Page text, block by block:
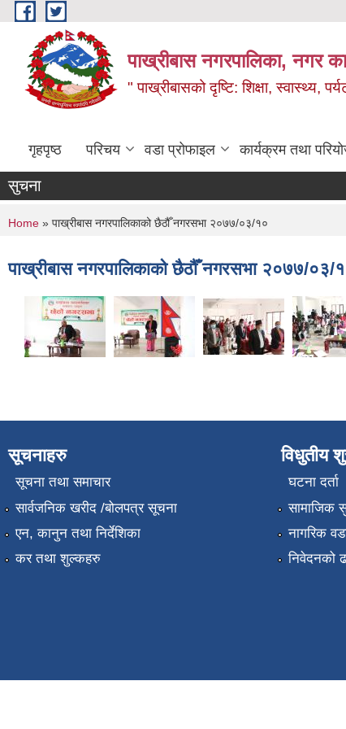
Skip to main content
पाख्रीबास नगरपालिका, नगर
" पाख्रीबासको दृष्टि: शिक्षा, स्वास्थ्य,
गृहपृष्ठ परिचय वडा प्रोफाइल कार्यक्रम तथा
सुचना
You are here
Home » पाख्रीबास नगरपालिकाको छैठौँ नगरसभा २०७७/०३/१०
पाख्रीबास नगरपालिकाको छैठौँ नगरसभा २०७७/०३/
सूचनाहरु
सूचना तथा समाचार
सार्वजनिक खरीद /बोलपत्र सूचना
एन, कानुन तथा निर्देशिका
कर तथा शुल्कहरु
विधुतीय
घटना दर्ता
सामाजिक
नागरिक
निवेदनको